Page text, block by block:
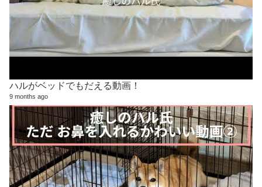
ハルがベッドでもだえる動画！
9 months ago